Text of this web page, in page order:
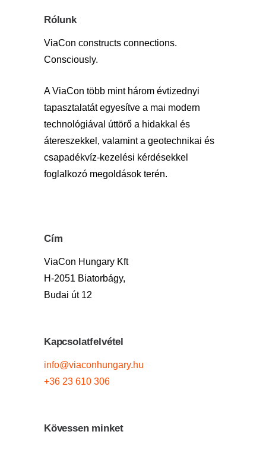
Rólunk
ViaCon constructs connections.
Consciously.
A ViaCon több mint három évtizednyi
tapasztalatát egyesítve a mai modern
technológiával úttörő a hidakkal és
átereszekkel, valamint a geotechnikai és
csapadékvíz-kezelési kérdésekkel
foglalkozó megoldások terén.
Cím
ViaCon Hungary Kft
H-2051 Biatorbágy,
Budai út 12
Kapcsolatfelvétel
info@viaconhungary.hu
+36 23 610 306
Kövessen minket